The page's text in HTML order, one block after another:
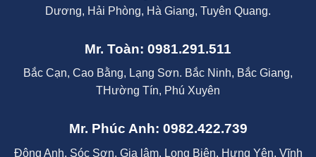
Dương, Hải Phòng, Hà Giang, Tuyên Quang.
Mr. Toàn: 0981.291.511
Bắc Cạn, Cao Bằng, Lạng Sơn. Bắc Ninh, Bắc Giang,
THường Tín, Phú Xuyên
Mr. Phúc Anh: 0982.422.739
Đông Anh, Sóc Sơn, Gia lâm, Long Biên, Hưng Yên, Vĩnh